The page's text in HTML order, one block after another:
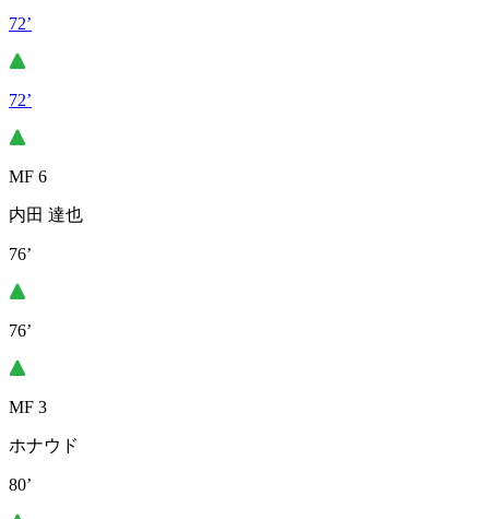
72’
72’
MF 6
内田 達也
76’
76’
MF 3
ホナウド
80’